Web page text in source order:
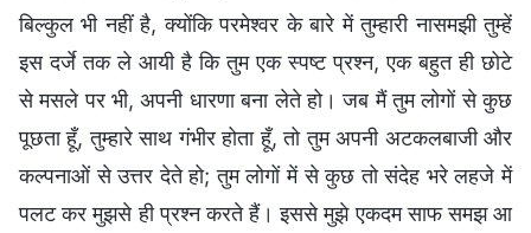
बिल्कुल भी नहीं है, क्योंकि परमेश्वर के बारे में तुम्हारी नासमझी तुम्हें
इस दर्जे तक ले आयी है कि तुम एक स्पष्ट प्रश्न, एक बहुत ही छोटे
से मसले पर भी, अपनी धारणा बना लेते हो। जब मैं तुम लोगों से कुछ
पूछता हूँ, तुम्हारे साथ गंभीर होता हूँ, तो तुम अपनी अटकलबाजी और
कल्पनाओं से उत्तर देते हो; तुम लोगों में से कुछ तो संदेह भरे लहजे में
पलट कर मुझसे ही प्रश्न करते हैं। इससे मुझे एकदम साफ समझ आ